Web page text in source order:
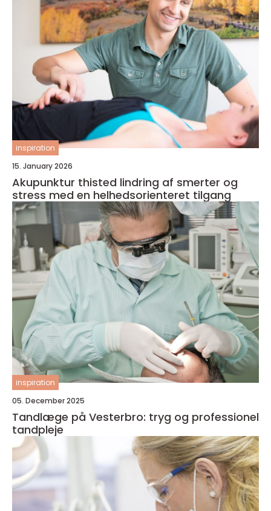
inspiration
15. January 2026
Akupunktur thisted lindring af smerter og
stress med en helhedsorienteret tilgang
inspiration
05. December 2025
Tandlæge på Vesterbro: tryg og professionel
tandpleje